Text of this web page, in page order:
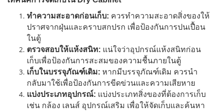
ทำความสะอาดก่อนเก็บ: ควรทำความสะอาดสิ่งของให้
ปราศจากฝุ่นและคราบสกปรก เพื่อป้องกันการปนเปื้อน
ในตู้
ตรวจสอบให้แห้งสนิท: แน่ใจว่าอุปกรณ์แห้งสนิทก่อน
เก็บเพื่อป้องกันการสะสมของความชื้นภายในตู้
เก็บในบรรจุภัณฑ์เดิม: หากมีบรรจุภัณฑ์เดิม ควรนำ
กลับมาใช้เพื่อป้องกันการขีดข่วนและความเสียหาย
แบ่งประเภทอุปกรณ์: แบ่งประเภทสิ่งของที่ต้องการเก็บ
เช่น กล้อง เลนส์ อุปกรณ์เสริม เพื่อให้จัดเก็บและค้นหา